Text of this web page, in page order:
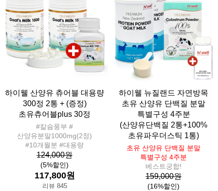
하이웰 산양유 츄어블 대용량
300정 2통 + (증정)
초유츄어블plus 30정
#칼슘풍부 #
산양유분말1000mg(2정)
#10개월분 #대용량
124,000원
(5%할인)
117,800원
리뷰 845
하이웰 뉴질랜드 자연방목
초유 산양유 단백질 분말
특별구성 4주분
(산양유단백질 2통+100%
초유파우더스틱 1통)
초유 산양유 단백질 분말
특별구성 4주분
베스트궁합!
159,000원
(16%할인)